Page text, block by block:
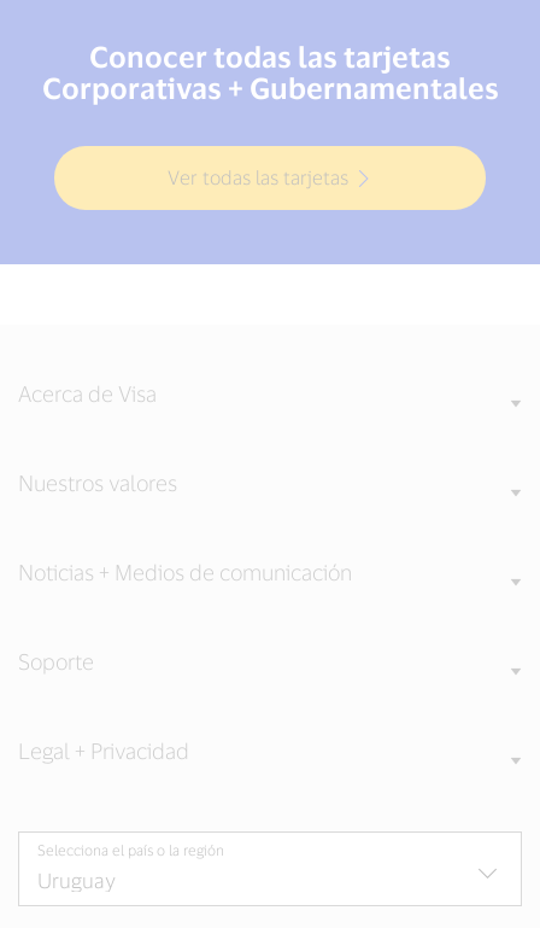
Conocer todas las tarjetas
Corporativas + Gubernamentales
Ver todas las tarjetas
Acerca de Visa
Nuestros valores
Noticias + Medios de comunicación
Soporte
Legal + Privacidad
Selecciona el país o la región